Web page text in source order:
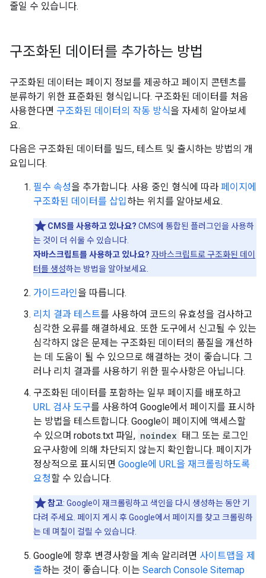
줄일 수 있습니다.
구조화된 데이터를 추가하는 방법
구조화된 데이터는 페이지 정보를 제공하고 페이지 콘텐츠를
분류하기 위한 표준화된 형식입니다. 구조화된 데이터를 처음
사용한다면 구조화된 데이터의 작동 방식을 자세히 알아보세
요.
다음은 구조화된 데이터를 빌드, 테스트 및 출시하는 방법의 개
요입니다.
필수 속성을 추가합니다. 사용 중인 형식에 따라 페이지에
구조화된 데이터를 삽입 하는 위치를 알아보세요.
CMS를 사용하고 있나요? CMS에 통합된 플러그인을 사용하
는 것이 더 쉬울 수 있습니다.
자바스크립트를 사용하고 있나요? 자바스크립트로 구조화된 데이
터를 생성하는 방법을 알아보세요.
가이드라인을 따릅니다.
리치 결과 테스트를 사용하여 코드의 유효성을 검사하고
심각한 오류를 해결하세요. 또한 도구에서 신고될 수 있는
심각하지 않은 문제는 구조화된 데이터의 품질을 개선하
는 데 도움이 될 수 있으므로 해결하는 것이 좋습니다. 그
러나 리치 결과를 사용하기 위한 필수사항은 아닙니다.
구조화된 데이터를 포함하는 일부 페이지를 배포하고
URL 검사 도구를 사용하여 Google에서 페이지를 표시하
는 방법을 테스트합니다. Google이 페이지에 액세스할
수 있으며 robots.txt 파일, noindex 태그 또는 로그인
요구사항에 의해 차단되지 않는지 확인합니다. 페이지가
정상적으로 표시되면 Google에 URL을 재크롤링하도록
요청할 수 있습니다.
참고: Google이 재크롤링하고 색인을 다시 생성하는 동안 기
다려 주세요. 페이지 게시 후 Google에서 페이지를 찾고 크롤링하
는 데 며칠이 걸릴 수 있습니다.
Google에 향후 변경사항을 계속 알리려면 사이트맵을 제
출하는 것이 좋습니다. 이는 Search Console Sitemap